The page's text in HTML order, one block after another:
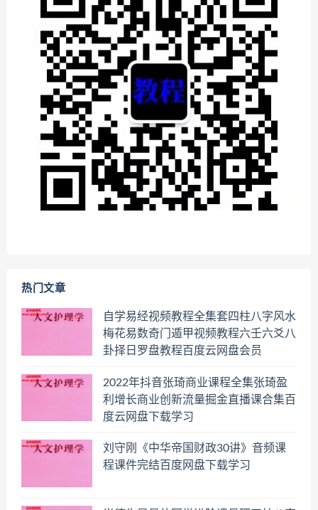
热门文章
自学易经视频教程全集套四柱八字风水
梅花易数奇门遁甲视频教程六壬六爻八
卦择日罗盘教程百度云网盘会员
2022年抖音张琦商业课程全集张琦盈
利增长商业创新流量掘金直播课合集百
度云网盘下载学习
刘守刚《中华帝国财政30讲》音频课
程课件完结百度网盘下载学习